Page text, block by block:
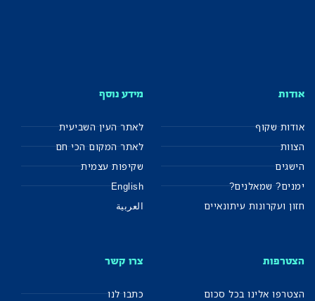
אודות
אודות שקוף
הצוות
הישגים
ימנים? שמאלנים?
חזון ועקרונות עיתונאיים
מידע נוסף
לאתר העין השביעית
לאתר המקום הכי חם
שקיפות עצמית
English
العربية
הצטרפות
הצטרפו אלינו בכל סכום
צרו קשר
כתבו לנו